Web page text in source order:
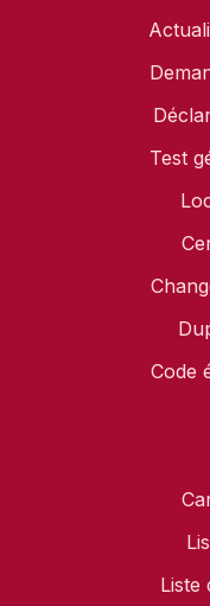
Test
Code
Liste